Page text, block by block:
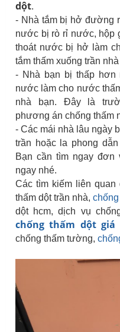
dột.
- Nhà tắm bị hở đường
nước bị rò rỉ nước, hộp
thoát nước bị hở làm
tắm thấm xuống trần
- Nhà bạn bị thấp hơn
nước làm cho nước
nhà bạn. Đây là
phương án chống thấm
- Các mái nhà lâu ngày
trần hoặc la phong
Bạn cần tìm ngay đơn
ngay nhé.
Các tìm kiếm liên quan
thấm dột trần nhà,
dột hcm, dịch vụ
chống thấm dột giá
chống thấm tường,